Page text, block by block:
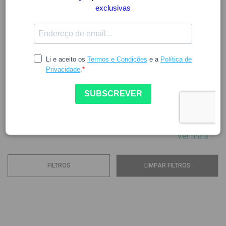
LOUBSOL
A Loubsol tem uma diversidade de máscaras e óculos de
inverno ao sol. As lentes também oferecem proteção
As coleções de óculos são atualizadas anualmente e
Ver mais
FILTROS LIMPAR FILTROS